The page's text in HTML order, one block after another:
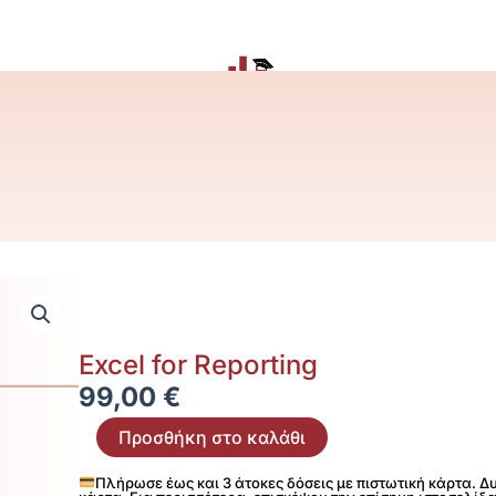
Excel for Reporting
99,00€
Excel
for
Προσθήκη στο καλάθι
Πλήρωσε έως και 3 άτοκες δόσεις με πιστωτική κάρτα.